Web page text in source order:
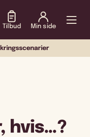
Tilbud Min side
hvis…?